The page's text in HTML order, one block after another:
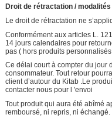
Droit de rétractation /
Le droit de rétractation ne
Conformément aux articles L.
14 jours calendaires pour
pas ( hors produits personnalisés
Ce délai court à compter du jour
consommateur. Tout retour
client d’autour du Kitab .Le
contacter nous pour l 'envoi
Tout produit qui aura été abîmé
remboursé, ni repris, ni échangé.